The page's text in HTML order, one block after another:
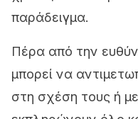
παράδειγμα.
Πέρα από την
μπορεί να
στη σχέση τους ή